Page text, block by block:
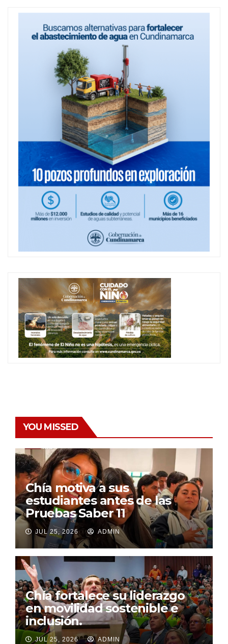
YOU MISSED
Chía motiva a sus
estudiantes antes de las
Pruebas Saber 11
JUL 25, 2026 ADMIN
Chía fortalece su liderazgo
en movilidad sostenible e
inclusión.
JUL 25, 2026 ADMIN